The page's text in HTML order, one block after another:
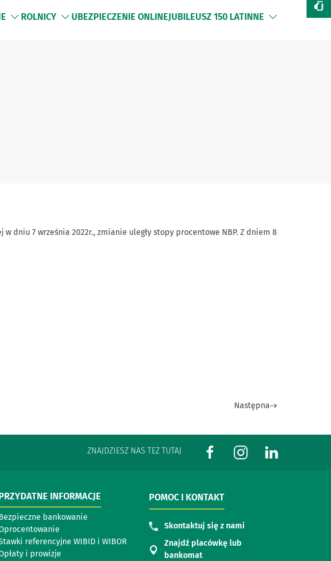
ROLNICY UBEZPIECZENIE ONLINEJUBILEUSZ 150 LATINNE
dniu 7 września 2022r., zmianie uległy stopy procentowe NBP. Z dniem 8
Następna
ZNAJDZIESZ NAS TEŻ TUTAJ
INFORMACJE
bankowanie
referencyjne WIBID i WIBOR
i prowizje
POMOC I KONTAKT
Skontaktuj się z nami
Znajdź placówkę lub
bankomat